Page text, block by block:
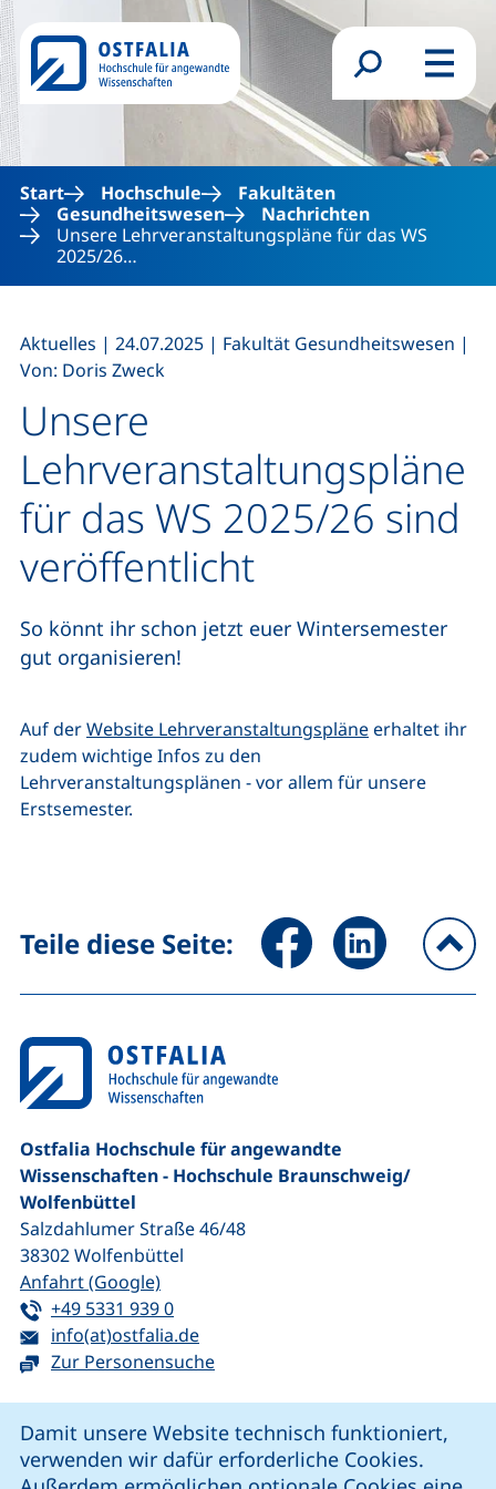
Direkt zum Inhalt
Damit unsere Website technisch funktioniert,
verwenden wir dafür erforderliche Cookies.
Suchformular
Menü
Start Hochschule
Fakultäten
Gesundheitswesen
Nachrichten
Unsere Lehrveranstaltungspläne für das WS
2025/26…
Unsere
Lehrveranstaltungspläne
für das WS 2025/26 sind
veröffentlicht
Aktuelles | 24.07.2025 | Fakultät Gesundheitswesen |
Von: Doris Zweck
So könnt ihr schon jetzt euer Wintersemester
gut organisieren!
Auf derWebsite Lehrveranstaltungspläneerhaltet ihr
zudem wichtige Infos zu den
Lehrveranstaltungsplänen - vor allem für unsere
Erstsemester.
Teile diese Seite: Seite über Facebook teilen
Seite über
Ostfalia Hochschule für angewandte
Wissenschaften - Hochschule Braunschweig/​
Wolfenbüttel
Salzdahlumer Straße 46/48
38302Wolfenbüttel
Anfahrt (Google)(externer Link, öffnet neues Fenster)
Tel:
+49 5331 939 0(startet einen Telefonanruf, wenn Ihr
E-Mail:
info(at)ostfalia.de(öffnet Ihr E-Mail-Programm)
Zur Personensuche
unsere Facebook-Seite (externer Link, öffnet neues
unsere LinkedIn-Seite (externer Link, öffnet
unsere Instagram-Seite (externer Link,
unsere YouTube-Seite (externer